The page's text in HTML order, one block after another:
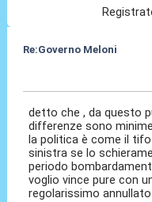
Re:Governo Meloni
detto che , da questo
differenze sono
la politica è come il
sinistra se lo
periodo
voglio vince pure con
regolarissimo